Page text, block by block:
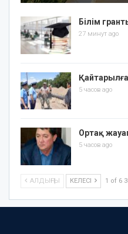
Білім
27 минут ago
5 часов ago
Ортақ
5 часов ago
АЛДЫҢҒЫ КЕЛЕСІ 1 of 6